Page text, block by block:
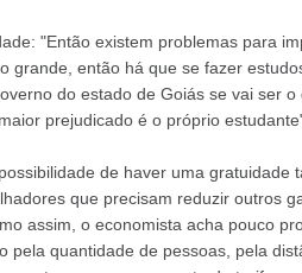
"Então existem problemas para
grande, então há que se fazer
do estado de Goiás se vai ser o
prejudicado é o próprio
de haver uma gratuidade
que precisam reduzir outros
assim, o economista acha pouco
pela quantidade de pessoas, pela